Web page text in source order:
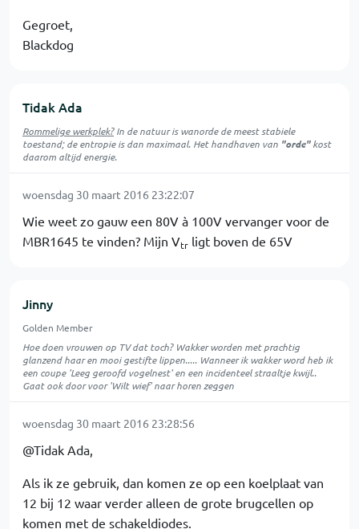
Gegroet,
Blackdog
Tidak Ada
Rommelige werkplek?In de natuur iswanordede meest stabiele
toestand; de entropie is dan maximaal. Het handhaven van "orde"kost
daarom altijd energie.
woensdag 30 maart 2016 23:22:07
Wie weet zo gauw een 80V à 100V vervanger voor de
MBR1645 te vinden? Mijn Vtr ligt boven de 65V
Jinny
Golden Member
Hoe doen vrouwen op TV dat toch? Wakker worden met prachtig
glanzend haar en mooi gestifte lippen..... Wanneer ik wakker word heb ik
een coupe 'Leeg geroofd vogelnest' en een incidenteel straaltje kwijl..
Gaat ook door voor 'Wilt wief' naar horen zeggen
woensdag 30 maart 2016 23:28:56
@Tidak Ada,
Als ik ze gebruik, dan komen ze op een koelplaat van
12 bij 12 waar verder alleen de grote brugcellen op
komen met de schakeldiodes.